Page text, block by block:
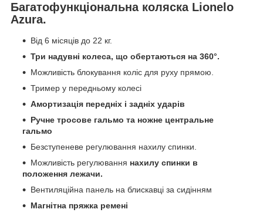
Багатофункціональна коляска Lionelo
Azura.
Від 6 місяців до 22 кг.
Три надувні колеса, що обертаються на 360°.
Можливість блокування коліс для руху прямою.
Тример у передньому колесі
Амортизація передніх і задніх ударів
Ручне тросове гальмо та ножне центральне
гальмо
Безступеневе регулювання нахилу спинки.
Можливість регулювання нахилу спинки в
положення лежачи.
Вентиляційна панель на блискавці за сидінням
Магнітна пряжка ремені